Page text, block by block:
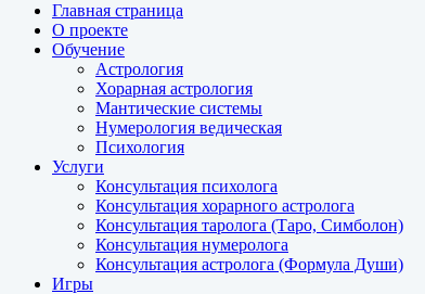
Главная страница
О проекте
Обучение
Астрология
Хорарная астрология
Мантические системы
Нумерология ведическая
Психология
Услуги
Консультация психолога
Консультация хорарного астролога
Консультация таролога (Таро, Симболон)
Консультация нумеролога
Консультация астролога (Формула Души)
Игры